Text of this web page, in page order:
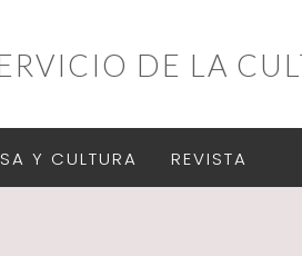
DE LA
Y CULTURA REVISTA